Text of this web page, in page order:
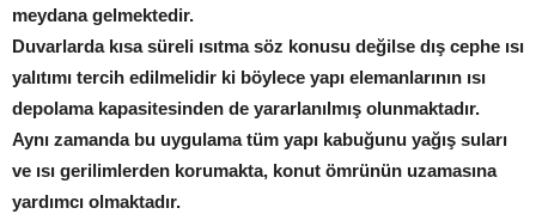
meydana gelmektedir.
Duvarlarda kısa süreli ısıtma söz konusu değilse dış cephe ısı
yalıtımı tercih edilmelidir ki böylece yapı elemanlarının ısı
depolama kapasitesinden de yararlanılmış olunmaktadır.
Aynı zamanda bu uygulama tüm yapı kabuğunu yağış suları
ve ısı gerilimlerden korumakta, konut ömrünün uzamasına
yardımcı olmaktadır.